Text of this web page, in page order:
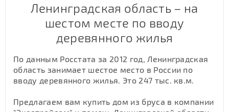
Ленинградская область – на
шестом месте по вводу
деревянного жилья
По данным Росстата за 2012 год, Ленинградская
область занимает шестое место в России по
вводу деревянного жилья. Это 247 тыс. кв.м.
Предлагаем вам купить дом из бруса в компании